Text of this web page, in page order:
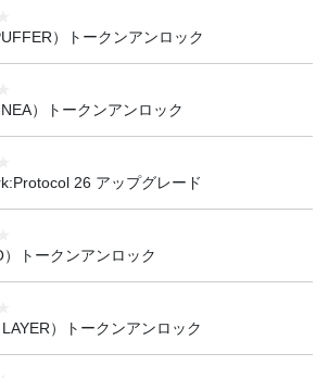
）トークンアンロック
）トークンアンロック
26 アップグレード
トークンアンロック
）トークンアンロック